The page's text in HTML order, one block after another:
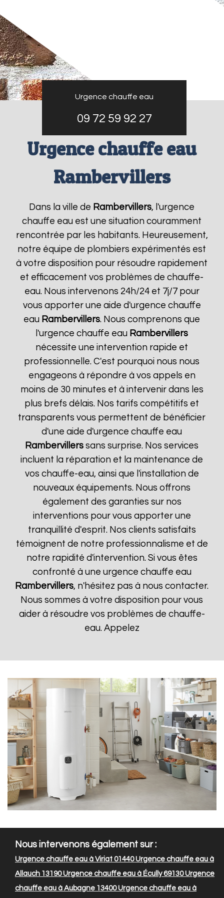
Urgence chauffe eau
09 72 59 92 27
Urgence chauffe eau
Rambervillers
Dans la ville de Rambervillers, l'urgence
chauffe eau est une situation couramment
rencontrée par les habitants. Heureusement,
notre équipe de plombiers expérimentés est
à votre disposition pour résoudre rapidement
et efficacement vos problèmes de chauffe-
eau. Nous intervenons 24h/24 et 7j/7 pour
vous apporter une aide d'urgence chauffe
eau Rambervillers. Nous comprenons que
l'urgence chauffe eau Rambervillers
nécessite une intervention rapide et
professionnelle. C'est pourquoi nous nous
engageons à répondre à vos appels en
moins de 30 minutes et à intervenir dans les
plus brefs délais. Nos tarifs compétitifs et
transparents vous permettent de bénéficier
d'une aide d'urgence chauffe eau
Rambervillers sans surprise. Nos services
incluent la réparation et la maintenance de
vos chauffe-eau, ainsi que l'installation de
nouveaux équipements. Nous offrons
également des garanties sur nos
interventions pour vous apporter une
tranquillité d'esprit. Nos clients satisfaits
témoignent de notre professionnalisme et de
notre rapidité d'intervention. Si vous êtes
confronté à une urgence chauffe eau
Rambervillers, n'hésitez pas à nous contacter.
Nous sommes à votre disposition pour vous
aider à résoudre vos problèmes de chauffe-
eau. Appelez
Nous intervenons également sur :
Urgence chauffe eau à Viriat 01440Urgence chauffe eau à
Allauch 13190Urgence chauffe eau à Écully 69130Urgence
chauffe eau à Aubagne 13400Urgence chauffe eau à